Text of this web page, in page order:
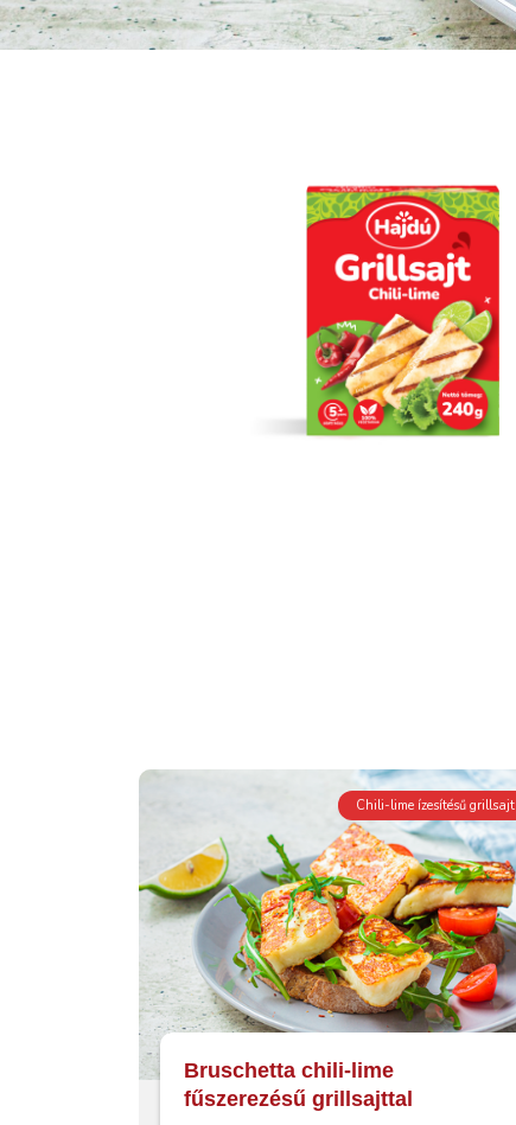
Bruschetta chili-lime
fűszerezésű grillsajttal
Chili-lime ízesítésű grillsajt